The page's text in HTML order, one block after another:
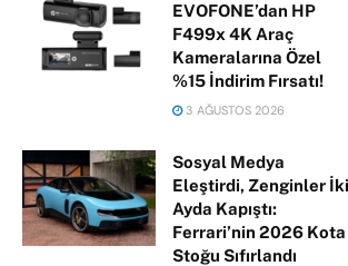
EVOFONE’dan HP
F499x 4K Araç
Kameralarına Özel
%15 İndirim Fırsatı!
3 AĞUSTOS 2026
Sosyal Medya
Eleştirdi, Zenginler İki
Ayda Kapıştı:
Ferrari’nin 2026 Kota
Stoğu Sıfırlandı